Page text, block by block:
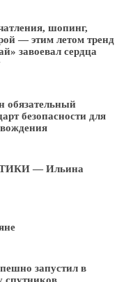
шопинг,
— этим летом тренд
завоевал сердца
обязательный
безопасности для
— Ильина
запустил в